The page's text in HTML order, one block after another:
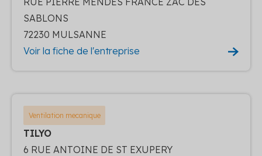
SABLONS
72230 MULSANNE
Voir la fiche de l'entreprise
Ventilation mecanique
TILYO
6 RUE ANTOINE DE ST EXUPERY